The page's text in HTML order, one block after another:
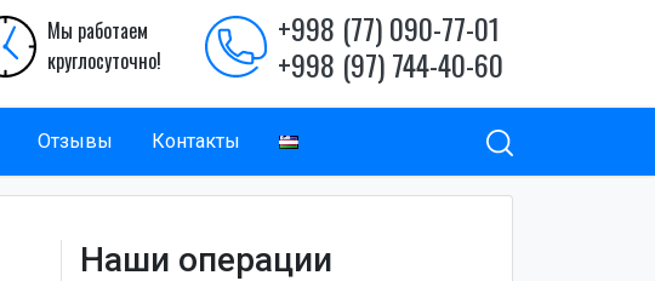
Мы работаем
круглосуточно!
+998 (77) 090-77-01
+998 (97) 744-40-60
Отзывы Контакты
Наши операции